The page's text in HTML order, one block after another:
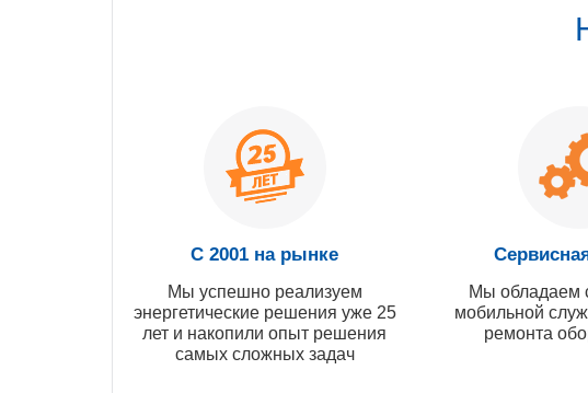
С 2001 на рынке
Мы успешно реализуем
энергетические решения уже 25
лет и накопили опыт решения
самых сложных задач
Мы обладаем
мобильной
ремонта